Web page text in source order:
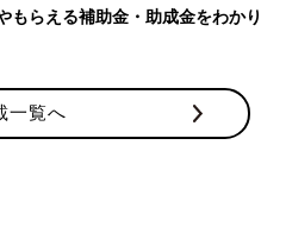
もらえる補助金・助成金をわかり
一覧へ